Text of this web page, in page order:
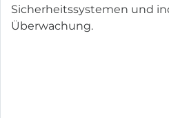
Sicherheitssystemen und
Überwachung.